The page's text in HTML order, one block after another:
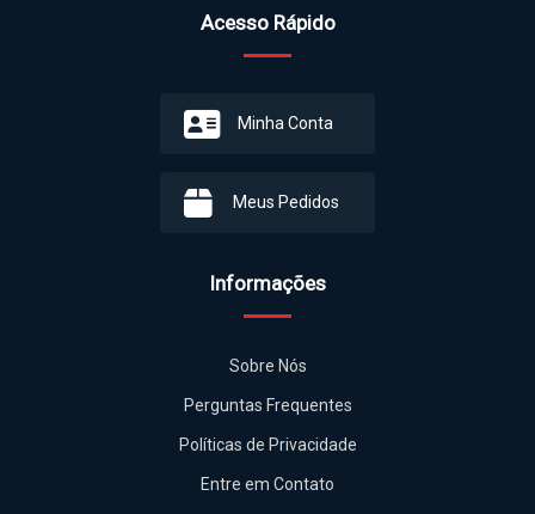
Acesso Rápido
Minha Conta
Meus Pedidos
Informações
Sobre Nós
Perguntas Frequentes
Políticas de Privacidade
Entre em Contato